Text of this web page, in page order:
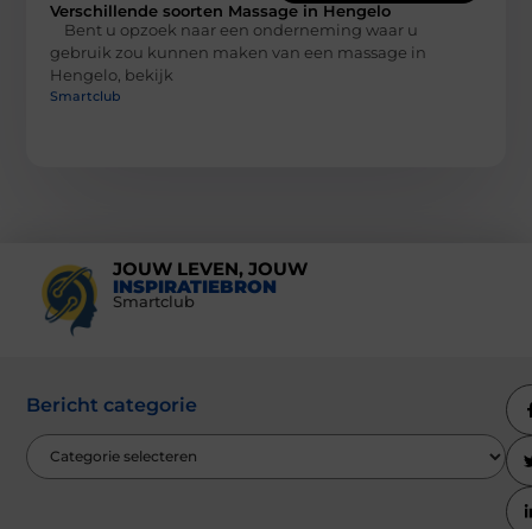
Verschillende soorten Massage in Hengelo
Bent u opzoek naar een onderneming waar u
gebruik zou kunnen maken van een massage in
Hengelo, bekijk
Smartclub
JOUW LEVEN, JOUW
INSPIRATIEBRON
Smartclub
Bericht categorie